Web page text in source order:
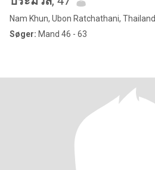
Nam Khun, Ubon Ratchathani, Thailand
Søger: Mand 46 - 63